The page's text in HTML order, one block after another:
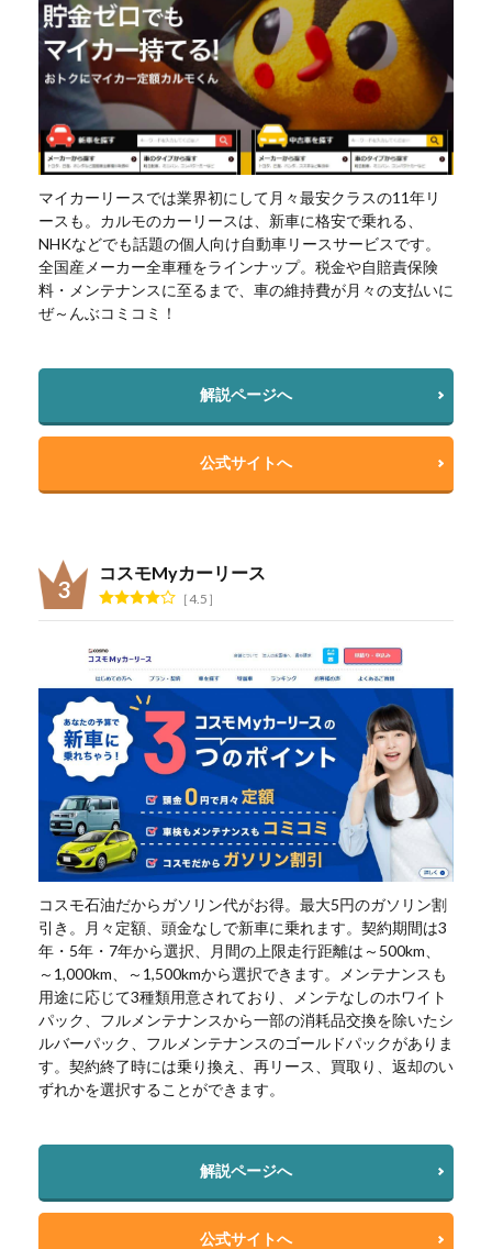
マイカーリースでは業界初にして月々最安クラスの11年リ
ースも。カルモのカーリースは、新車に格安で乗れる、
NHKなどでも話題の個人向け自動車リースサービスです。
全国産メーカー全車種をラインナップ。税金や自賠責保険
料・メンテナンスに至るまで、車の維持費が月々の支払いに
ぜ～んぶコミコミ！
解説ページへ
公式サイトへ
コスモMyカーリース
4.5
コスモ石油だからガソリン代がお得。最大5円のガソリン割
引き。月々定額、頭金なしで新車に乗れます。契約期間は3
年・5年・7年から選択、月間の上限走行距離は～500km、
～1,000km、～1,500kmから選択できます。メンテナンスも
用途に応じて3種類用意されており、メンテなしのホワイト
パック、フルメンテナンスから一部の消耗品交換を除いたシ
ルバーパック、フルメンテナンスのゴールドパックがありま
す。契約終了時には乗り換え、再リース、買取り、返却のい
ずれかを選択することができます。
解説ページへ
公式サイトへ